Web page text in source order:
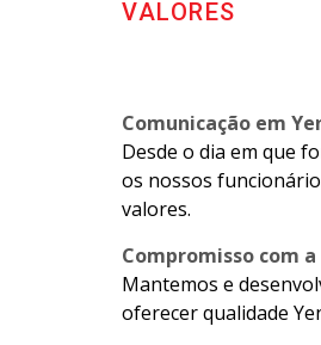
VALORES
Comunicação em
Desde o dia em que
os nossos
valores.
Compromisso com
Mantemos e
oferecer qualidade